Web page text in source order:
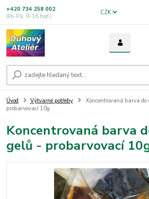
CZK
+420 734 258 002
(Po-Pá, 9-16 hod.)
Úvod Výtvarné potřeby
Koncentrovaná barva do
probarvovací 10g
Koncentrovaná barva
gelů - probarvovací